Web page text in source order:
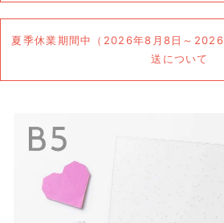
夏季休業期間中（2026年8月8日～
送について